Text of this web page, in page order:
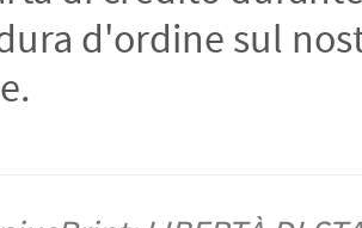
d'ordine sul